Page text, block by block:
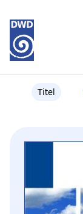
Titel